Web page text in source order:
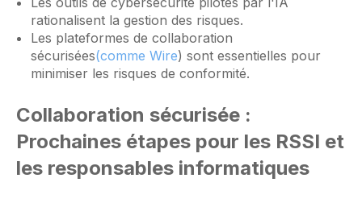
rationalisent la gestion des risques.
Les plateformes de collaboration
sécurisées(comme Wire) sont essentielles pour
minimiser les risques de conformité.
Collaboration sécurisée :
Prochaines étapes pour les RSSI et
les responsables informatiques